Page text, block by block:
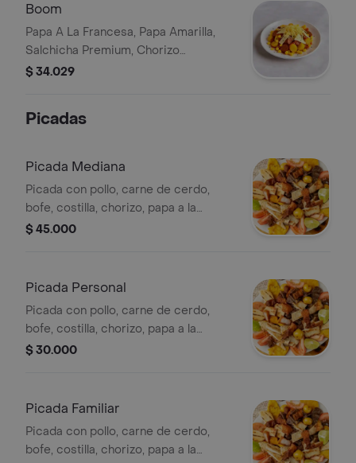
Boom
Papa A La Francesa, Papa Amarilla,
Salchicha Premium, Chorizo
Caramelizado, Pollo Desmechado,
$ 34.029
Picadas
Picada Mediana
Picada con pollo, carne de cerdo,
bofe, costilla, chorizo, papa a la
francesa, platanitos, papa amarilla,
$ 45.000
Picada Personal
Picada con pollo, carne de cerdo,
bofe, costilla, chorizo, papa a la
francesa, platanitos, papa amarilla,
$ 30.000
Picada Familiar
Picada con pollo, carne de cerdo,
bofe, costilla, chorizo, papa a la